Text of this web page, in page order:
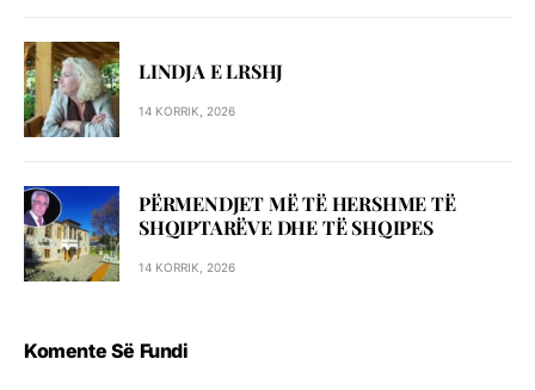
LINDJA E LRSHJ
14 KORRIK, 2026
PËRMENDJET MË TË HERSHME TË
SHQIPTARËVE DHE TË SHQIPES
14 KORRIK, 2026
Komente Së Fundi